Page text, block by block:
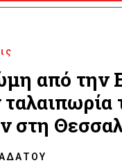
από την
ταλαιπωρία
στη